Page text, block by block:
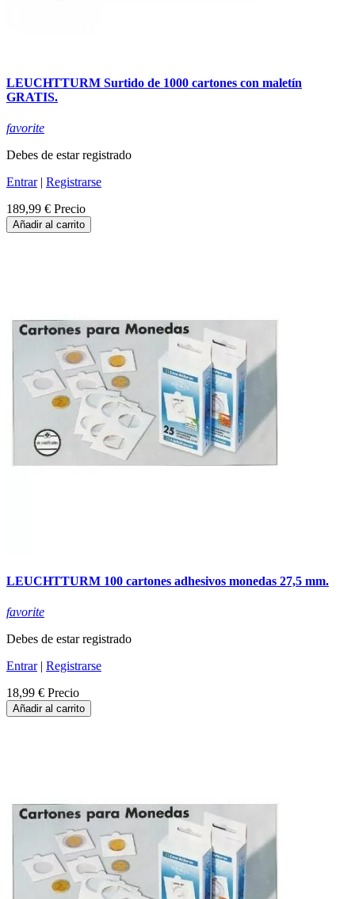
LEUCHTTURM Surtido de 1000 cartones con maletín
GRATIS.
favorite
Debes de estar registrado
Entrar| Registrarse
189,99 € Precio
Añadir al carrito
LEUCHTTURM 100 cartones adhesivos monedas 27,5 mm.
favorite
Debes de estar registrado
Entrar| Registrarse
18,99 € Precio
Añadir al carrito